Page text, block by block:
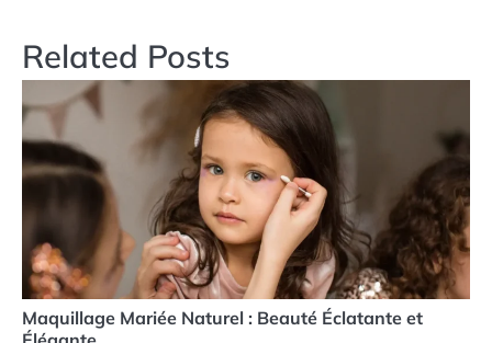
Related Posts
Maquillage Mariée Naturel : Beauté Éclatante et